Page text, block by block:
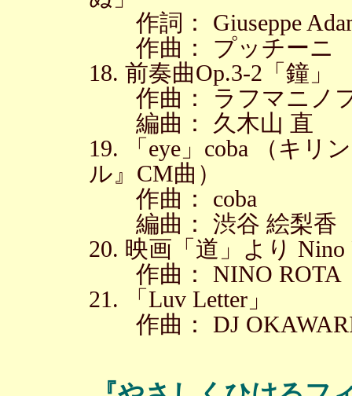
作詞： Giuseppe
作曲： プッチーニ
18. 前奏曲Op.3-2「鐘」
作曲： ラフマニノ
編曲： 久木山 直
19. 「eye」coba （キリ
ル』CM曲）
作曲： coba
編曲： 渋谷 絵梨香
20. 映画「道」より Nino
作曲： NINO ROTA
21. 「Luv Letter」
作曲： DJ